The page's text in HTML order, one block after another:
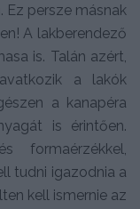
Ez persze másnak
A lakberendező
is. Talán azért,
a lakók
a kanapéra
is érintően.
formaérzékkel,
tudni igazodnia a
kell ismernie az